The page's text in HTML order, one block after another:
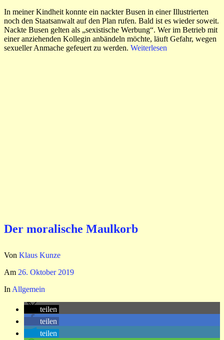
In meiner Kindheit konnte ein nackter Busen in einer Illustrierten
noch den Staatsanwalt auf den Plan rufen. Bald ist es wieder soweit.
Nackte Busen gelten als „sexistische Werbung“. Wer im Betrieb mit
einer anziehenden Kollegin anbändeln möchte, läuft Gefahr, wegen
sexueller Anmache gefeuert zu werden. Weiterlesen
Der moralische Maulkorb
Von Klaus Kunze
Am 26. Oktober 2019
In Allgemein
teilen
teilen
teilen